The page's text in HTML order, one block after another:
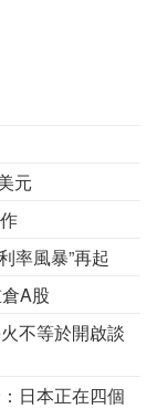
元
率風暴”再起
A股
不等於開啟談
日本正在四個